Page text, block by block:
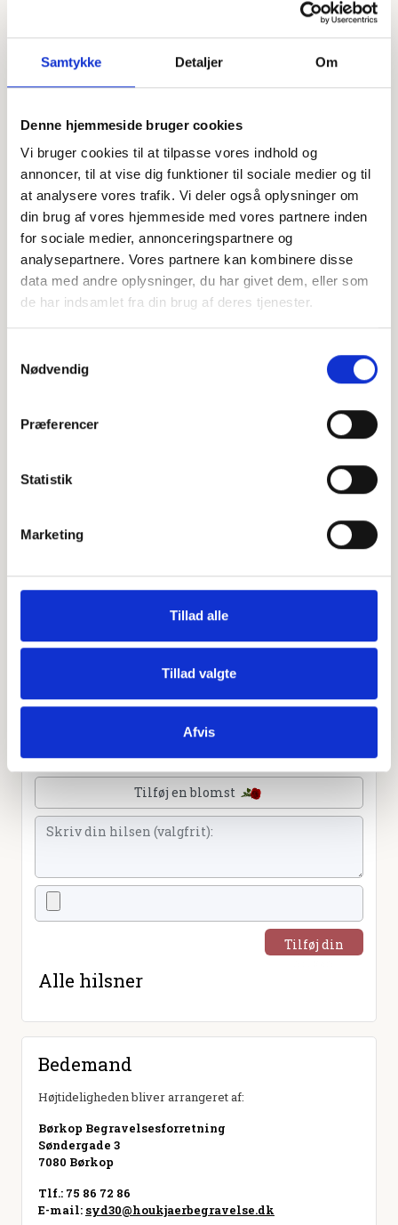
Samtykke Detaljer Om
Denne hjemmeside bruger cookies
Vi bruger cookies til at tilpasse vores indhold og
annoncer, til at vise dig funktioner til sociale medier og til
at analysere vores trafik. Vi deler også oplysninger om
din brug af vores hjemmeside med vores partnere inden
for sociale medier, annonceringspartnere og
analysepartnere. Vores partnere kan kombinere disse
data med andre oplysninger, du har givet dem, eller som
de har indsamlet fra din brug af deres tjenester.
Nødvendig
Præferencer
Statistik
Marketing
Tillad alle
Tillad valgte
Afvis
Offentligtgjort i Fredericia/Vejle
Højtideligheden
Torsdag d. 25. januar 2024 kl. 11.00
Smidstrup Kirke
Håstrupvej 6, 7000 Fredericia
+
−
contributors
Sammen kan vi mindes Harry Christiansen. Du kan
dele billeder og video eller blot sende et hjerte eller en
rose
Tænd et lys
Tilføj en blomst
Tilføj din
Alle hilsner
Bedemand
Højtideligheden bliver arrangeret af:
Børkop Begravelsesforretning
Søndergade 3
7080 Børkop
Tlf.: 75 86 72 86
E-mail: syd30@houkjaerbegravelse.dk